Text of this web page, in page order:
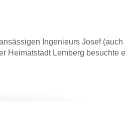
Ingenieurs Josef (auch
Heimatstadt Lemberg besuchte